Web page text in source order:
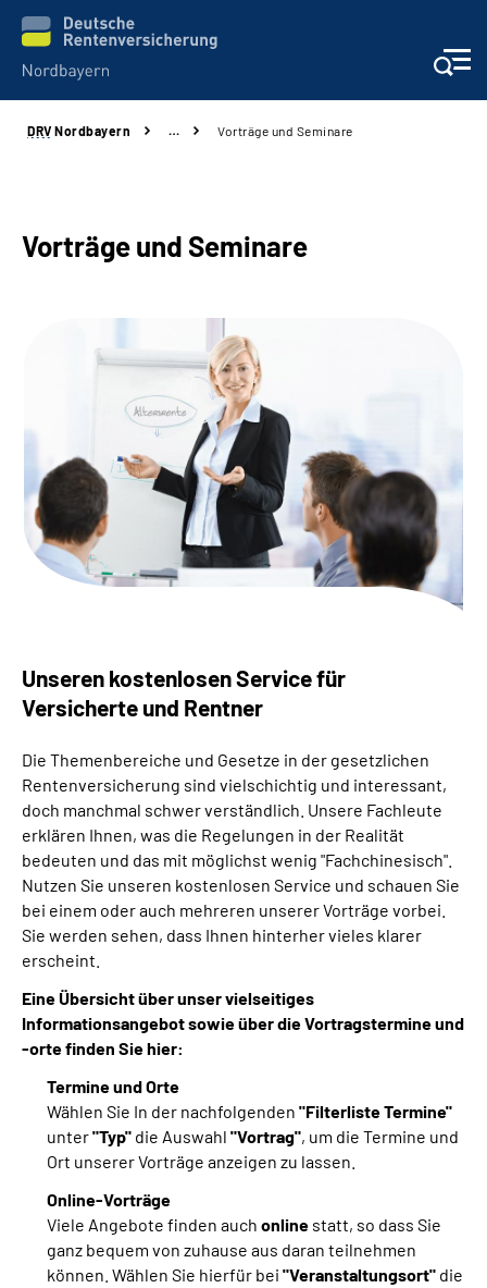
Online-Services
Beratung und Kontakt
Reha-Kliniken
Über uns
Inhalte in Gebärdensprache (DGS)
Suche
Mein Kundenportal
DRV Nordbayern … Vorträge und Seminare
Vorträge und Seminare
Unseren kostenlosen Service für
Versicherte und Rentner
Die Themenbereiche und Gesetze in der gesetzlichen
Rentenversicherung sind vielschichtig und interessant,
doch manchmal schwer verständlich. Unsere Fachleute
erklären Ihnen, was die Regelungen in der Realität
bedeuten und das mit möglichst wenig "Fachchinesisch".
Nutzen Sie unseren kostenlosen Service und schauen Sie
bei einem oder auch mehreren unserer Vorträge vorbei.
Sie werden sehen, dass Ihnen hinterher vieles klarer
erscheint.
Eine Übersicht über unser vielseitiges
Informationsangebot sowie über die Vortragstermine und
-orte finden Sie hier:
Termine und Orte
Wählen Sie In der nachfolgenden "Filterliste Termine"
unter"Typ" die Auswahl "Vortrag", um die Termine und
Ort unserer Vorträge anzeigen zu lassen.
Online-Vorträge
Viele Angebote finden auch online statt, so dass Sie
ganz bequem von zuhause aus daran teilnehmen
können. Wählen Sie hierfür bei "Veranstaltungsort" die